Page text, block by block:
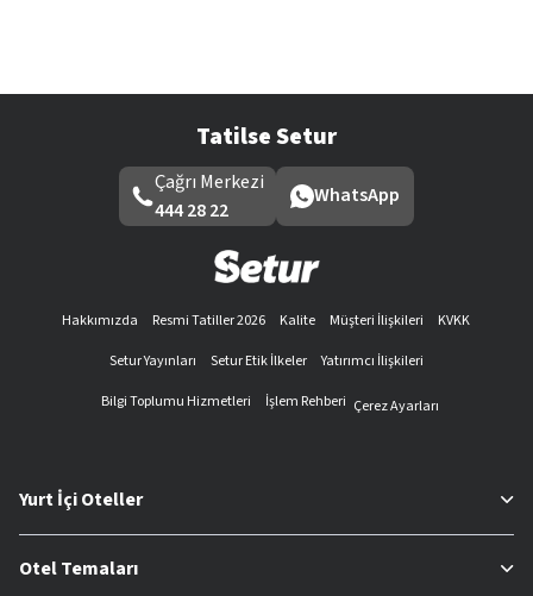
Tatilse Setur
Çağrı Merkezi
444 28 22
WhatsApp
Hakkımızda Resmi Tatiller 2026 Kalite Müşteri İlişkileri
KVKK
Setur Yayınları
Setur Etik İlkeler
Yatırımcı İlişkileri
Bilgi Toplumu Hizmetleri
İşlem Rehberi Çerez Ayarları
Yurt İçi Oteller
Otel Temaları